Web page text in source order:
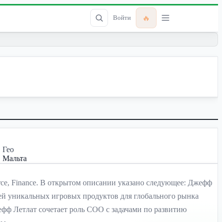
Войти 🔥
Гео
Мальта
Finance. В открытом описании указано следующее: Джефф
уникальных игровых продуктов для глобального рынка
Летлат сочетает роль COO с задачами по развитию